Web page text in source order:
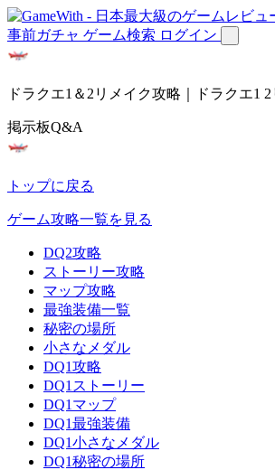
事前ガチャ ゲーム検索 ログイン
ドラクエ1＆2リメイク攻略｜ドラクエ1 2
掲示板Q&A
トップに戻る
ゲーム攻略一覧を見る
DQ2攻略
ストーリー攻略
マップ攻略
最強装備一覧
秘密の場所
小さなメダル
DQ1攻略
DQ1ストーリー
DQ1マップ
DQ1最強装備
DQ1小さなメダル
DQ1秘密の場所